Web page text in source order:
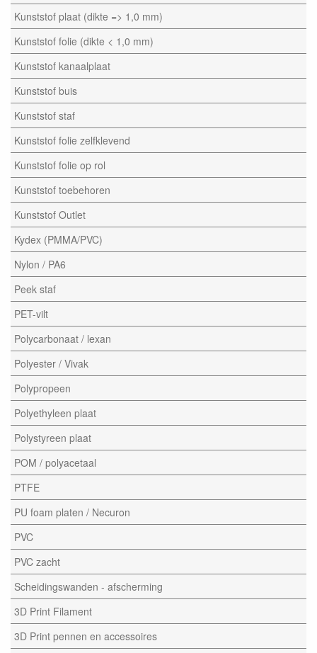
Kunststof plaat (dikte => 1,0 mm)
Kunststof folie (dikte < 1,0 mm)
Kunststof kanaalplaat
Kunststof buis
Kunststof staf
Kunststof folie zelfklevend
Kunststof folie op rol
Kunststof toebehoren
Kunststof Outlet
Kydex (PMMA/PVC)
Nylon / PA6
Peek staf
PET-vilt
Polycarbonaat / lexan
Polyester / Vivak
Polypropeen
Polyethyleen plaat
Polystyreen plaat
POM / polyacetaal
PTFE
PU foam platen / Necuron
PVC
PVC zacht
Scheidingswanden - afscherming
3D Print Filament
3D Print pennen en accessoires